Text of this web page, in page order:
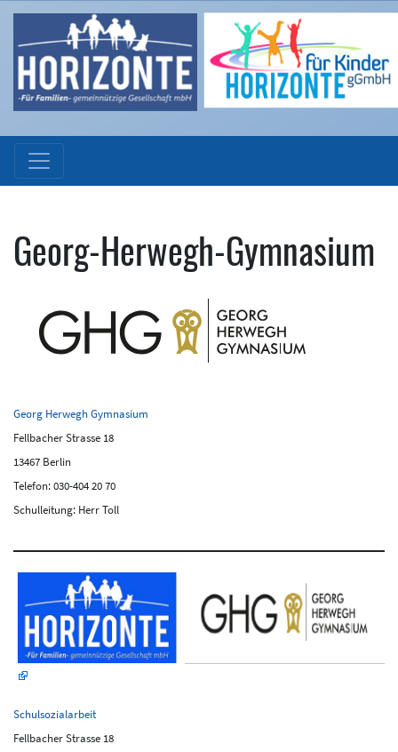
Georg-Herwegh-Gymnasium
Georg Herwegh Gymnasium
Fellbacher Strasse 18
13467 Berlin
Telefon: 030-404 20 70
Schulleitung: Herr Toll
Schulsozialarbeit
Fellbacher Strasse 18